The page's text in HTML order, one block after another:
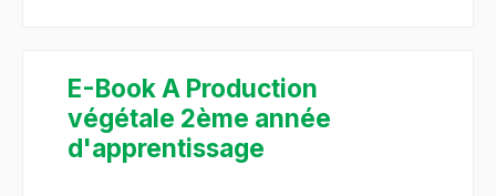
E-Book A Production
végétale 2ème année
d'apprentissage